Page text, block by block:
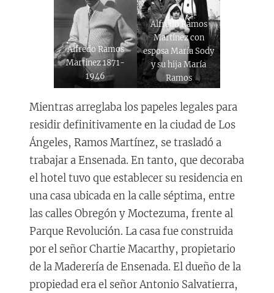
Alfredo Ramos
Martinez 1871-
1946
Alfredo Ramos
Martínez con
esposa María Sody
y su hija María
Ramos
Mientras arreglaba los papeles legales para
residir definitivamente en la ciudad de Los
Ángeles, Ramos Martínez, se trasladó a
trabajar a Ensenada. En tanto, que decoraba
el hotel tuvo que establecer su residencia en
una casa ubicada en la calle séptima, entre
las calles Obregón y Moctezuma, frente al
Parque Revolución. La casa fue construida
por el señor Chartie Macarthy, propietario
de la Maderería de Ensenada. El dueño de la
propiedad era el señor Antonio Salvatierra,